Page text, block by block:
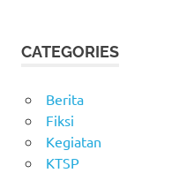
CATEGORIES
Berita
Fiksi
Kegiatan
KTSP